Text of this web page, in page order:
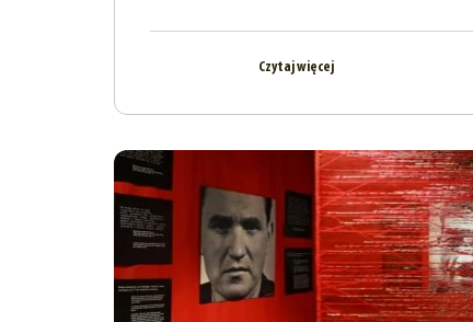
Czytaj więcej